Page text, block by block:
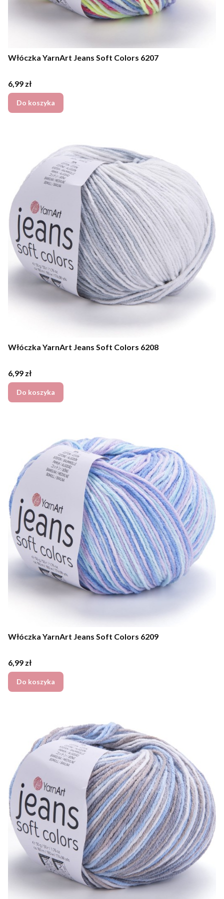
Włóczka YarnArt Jeans Soft Colors 6207
Cena
6,99 zł
Do koszyka
Włóczka YarnArt Jeans Soft Colors 6208
Cena
6,99 zł
Do koszyka
Włóczka YarnArt Jeans Soft Colors 6209
Cena
6,99 zł
Do koszyka